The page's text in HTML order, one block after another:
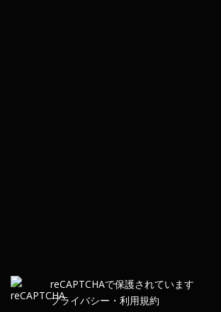
reCAPTCHAで保護されています
プライバシー ・ 利用規約